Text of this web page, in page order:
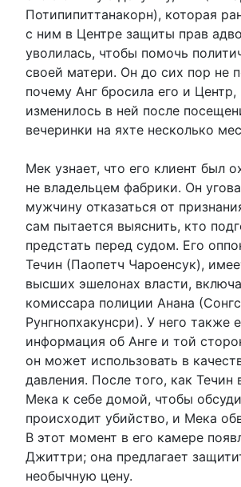
Потипипиттанакорн), которая
с ним в Центре защиты прав
уволилась, чтобы помочь
своей матери. Он до сих пор не
почему Анг бросила его и Центр,
изменилось в ней после
вечеринки на яхте несколько
Мек узнает, что его клиент был
не владельцем фабрики. Он
мужчину отказаться от
сам пытается выяснить, кто
предстать перед судом. Его
Течин (Паопетч Чароенсук),
высших эшелонах власти,
комиссара полиции Анана
Рунгнопхакунсри). У него также
информация об Анге и той
он может использовать в
давления. После того, как Течин
Мека к себе домой, чтобы
происходит убийство, и Мека
В этот момент в его камере
Джиттри; она предлагает
необычную цену.